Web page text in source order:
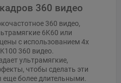
360 видео
360 видео,
6K60 или
с использованием 4x
360 видео.
ультрамягкие,
чтобы сделать эти
более длительными.